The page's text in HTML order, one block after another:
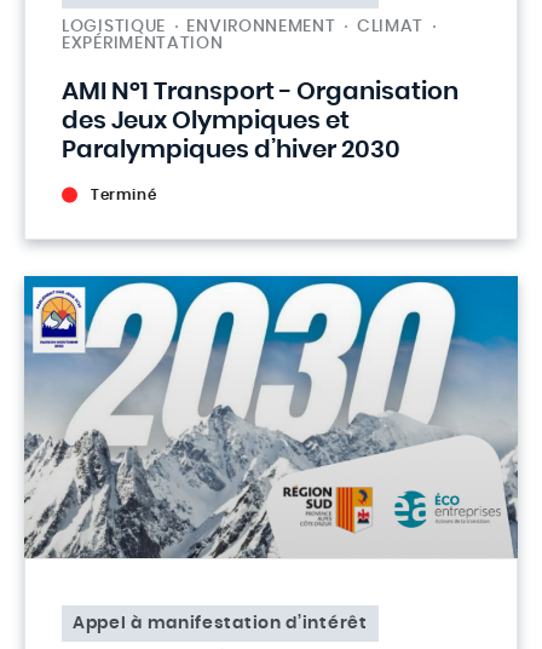
LOGISTIQUE ENVIRONNEMENT
CLIMAT
EXPÉRIMENTATION
AMI N°1 Transport - Organisation
des Jeux Olympiques et
Paralympiques d’hiver 2030
Terminé
Appel à manifestation d’intérêt